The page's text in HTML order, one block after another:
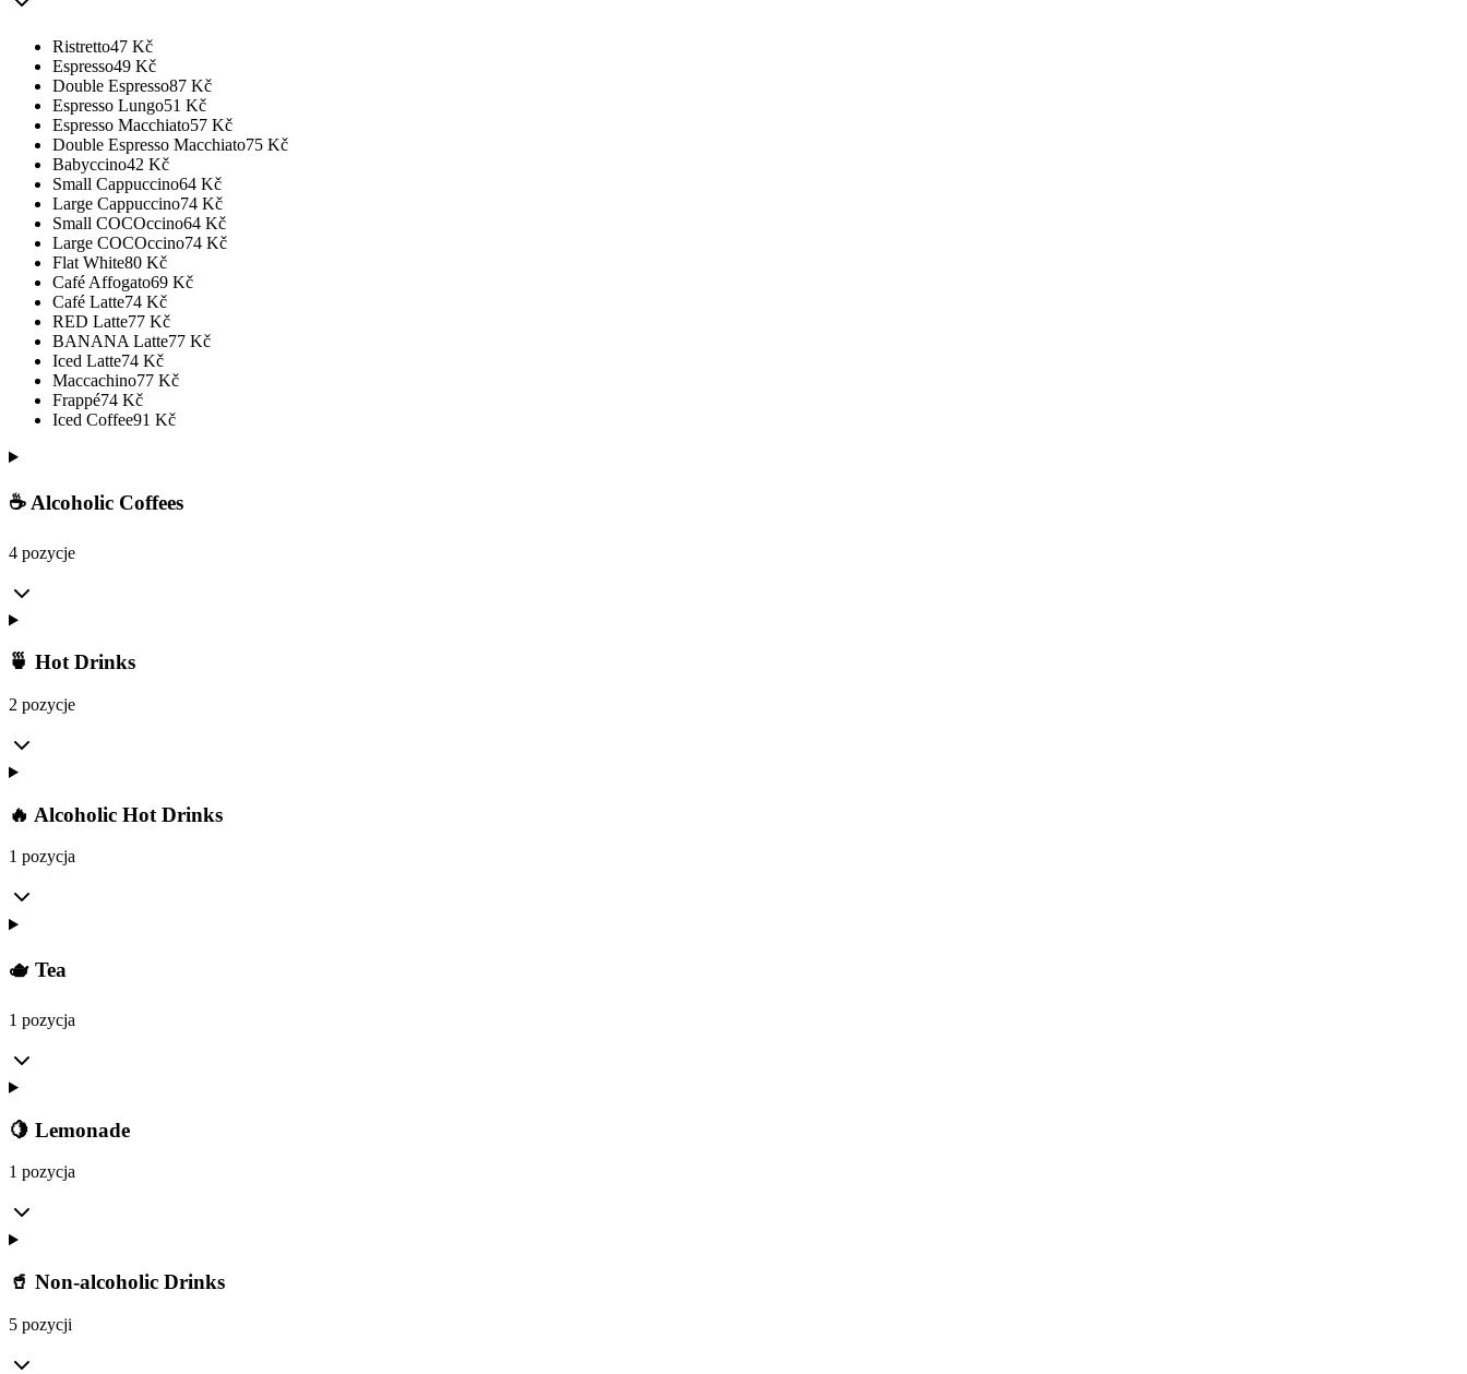
Ristretto47 Kč
Espresso49 Kč
Double Espresso87 Kč
Espresso Lungo51 Kč
Espresso Macchiato57 Kč
Double Espresso Macchiato75 Kč
Babyccino42 Kč
Small Cappuccino64 Kč
Large Cappuccino74 Kč
Small COCOccino64 Kč
Large COCOccino74 Kč
Flat White80 Kč
Café Affogato69 Kč
Café Latte74 Kč
RED Latte77 Kč
BANANA Latte77 Kč
Iced Latte74 Kč
Maccachino77 Kč
Frappé74 Kč
Iced Coffee91 Kč
☕ Alcoholic Coffees
4 pozycje
🍵 Hot Drinks
2 pozycje
🔥 Alcoholic Hot Drinks
1 pozycja
🫖 Tea
1 pozycja
🍋 Lemonade
1 pozycja
🥤 Non-alcoholic Drinks
5 pozycji